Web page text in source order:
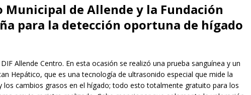
Municipal de Allende y la Fundación
para la detección oportuna de hígado
Allende Centro. En esta ocasión se realizó una prueba sanguínea y un
Hepático, que es una tecnología de ultrasonido especial que mide la
los cambios grasos en el hígado; todo esto totalmente gratuito para los